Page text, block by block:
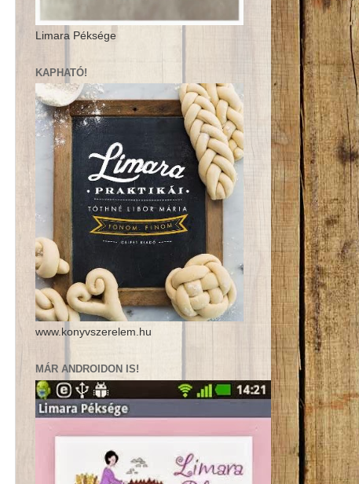
Limara Péksége
KAPHATÓ!
www.konyvszerelem.hu
MÁR ANDROIDON IS!